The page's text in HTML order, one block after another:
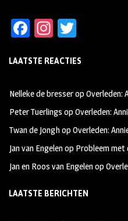
Fa
b
oo
k
In
ag
m
tt
LAATSTE REACTIES
Nelleke de bresseropOverleden:
Peter Tuerlings opOverleden:
Twan de JonghopOverleden:
Jan van Engelenop Probleem met
Jan en Roos van Engelenop
LAATSTE BERICHTEN